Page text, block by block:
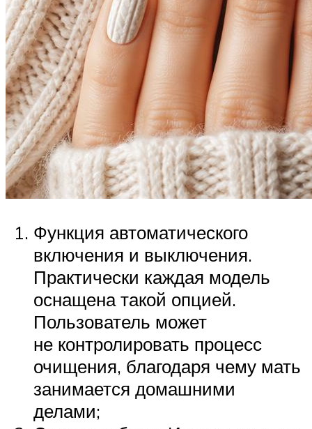
Функция автоматического
включения и выключения.
Практически каждая модель
оснащена такой опцией.
Пользователь может
не контролировать процесс
очищения, благодаря чему мать
занимается домашними
делами;